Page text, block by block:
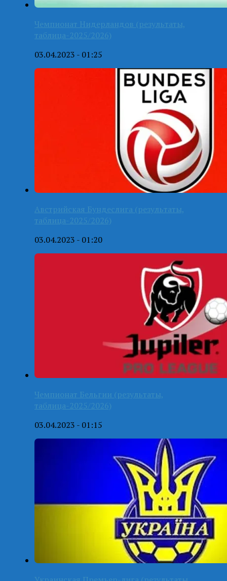
Чемпионат Нидерландов (результаты,
таблица-2025/2026)
03.04.2023 - 01:25
Австрийская Бундеслига (результаты,
таблица-2025/2026)
03.04.2023 - 01:20
Чемпионат Бельгии (результаты,
таблица-2025/2026)
03.04.2023 - 01:15